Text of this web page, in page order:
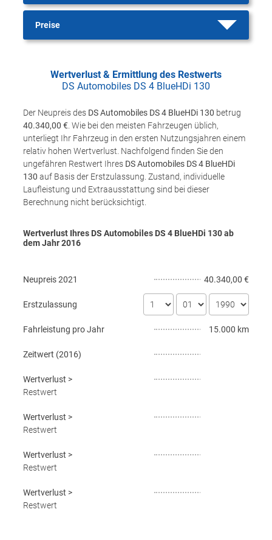
Preise
Wertverlust & Ermittlung des Restwerts
DS Automobiles DS 4 BlueHDi 130
Der Neupreis des DS Automobiles DS 4 BlueHDi 130 betrug
40.340,00 € . Wie bei den meisten Fahrzeugen üblich,
unterliegt Ihr Fahrzeug in den ersten Nutzungsjahren einem
relativ hohen Wertverlust. Nachfolgend finden Sie den
ungefähren Restwert Ihres DS Automobiles DS 4 BlueHDi
130 auf Basis der Erstzulassung. Zustand, individuelle
Laufleistung und Extraausstattung sind bei dieser
Berechnung nicht berücksichtigt.
Wertverlust Ihres DS Automobiles DS 4 BlueHDi 130 ab
dem Jahr2016
Neupreis2021 40.340,00 €
Erstzulassung
Fahrleistung pro Jahr 15.000 km
Zeitwert (2016)
Wertverlust >
Restwert
Wertverlust >
Restwert
Wertverlust >
Restwert
Wertverlust >
Restwert